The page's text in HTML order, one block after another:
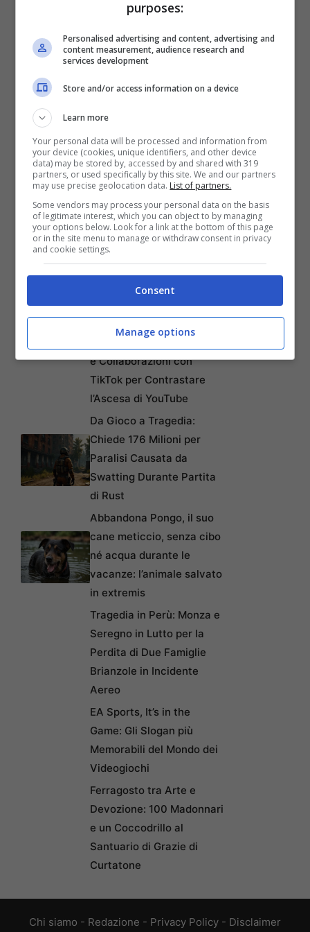
sono accaduto ad una signora di Tremensuoli
e a un anziano in Via Santa Maria Mater
Domini a Minturno.
Articoli recenti
e Collaborazioni con
TikTok per Contrastare
l’Ascesa di YouTube
Da Gioco a Tragedia:
Chiede 176 Milioni per
Paralisi Causata da
Swatting Durante Partita
di Rust
Abbandona Pongo, il suo
cane meticcio, senza cibo
né acqua durante le
vacanze: l’animale salvato
in extremis
Tragedia in Perù: Monza e
Seregno in Lutto per la
Perdita di Due Famiglie
Brianzole in Incidente
Aereo
EA Sports, It’s in the
Game: Gli Slogan più
Memorabili del Mondo dei
Videogiochi
Ferragosto tra Arte e
Devozione: 100 Madonnari
e un Coccodrillo al
Santuario di Grazie di
Curtatone
Chi siamo - Redazione - Privacy Policy - Disclaimer
purposes:
Personalised advertising and content, advertising and
content measurement, audience research and
services development
Store and/or access information on a device
Learn more
Your personal data will be processed and information from
your device (cookies, unique identifiers, and other device
data) may be stored by, accessed by and shared with 319
partners, or used specifically by this site. We and our partners
may use precise geolocation data. List of partners.
Some vendors may process your personal data on the basis
of legitimate interest, which you can object to by managing
your options below. Look for a link at the bottom of this page
or in the site menu to manage or withdraw consent in privacy
and cookie settings.
Consent
Manage options